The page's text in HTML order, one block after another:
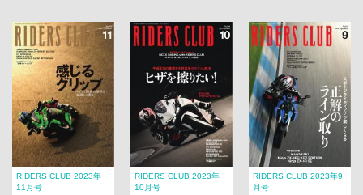
RIDERS CLUB 2023年
11月号
RIDERS CLUB 2023年
10月号
RIDERS CLUB 2023年9
月号